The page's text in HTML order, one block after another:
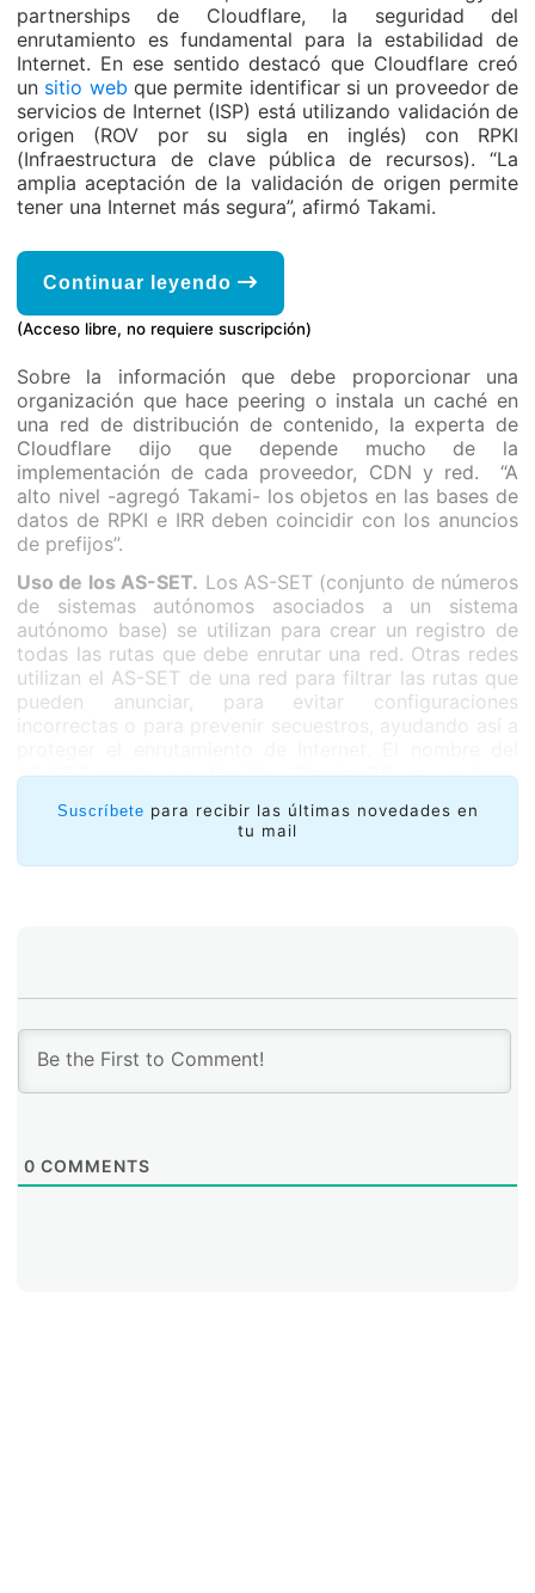
partnerships de Cloudflare, la seguridad del
enrutamiento es fundamental para la estabilidad de
Internet. En ese sentido destacó que Cloudflare creó
un sitio web que permite identificar si un proveedor de
servicios de Internet (ISP) está utilizando validación de
origen (ROV por su sigla en inglés) con RPKI
(Infraestructura de clave pública de recursos). “La
amplia aceptación de la validación de origen permite
tener una Internet más segura”, afirmó Takami.
Continuar leyendo
(Acceso libre, no requiere suscripción)
Sobre la información que debe proporcionar una
organización que hace peering o instala un caché en
una red de distribución de contenido, la experta de
Cloudflare dijo que depende mucho de la
implementación de cada proveedor, CDN y red. “A
alto nivel -agregó Takami- los objetos en las bases de
datos de RPKI e IRR deben coincidir con los anuncios
de prefijos”.
Uso de los AS-SET. Los AS-SET (conjunto de números
de sistemas autónomos asociados a un sistema
autónomo base) se utilizan para crear un registro de
todas las rutas que debe enrutar una red. Otras redes
utilizan el AS-SET de una red para filtrar las rutas que
pueden anunciar, para evitar configuraciones
incorrectas o para prevenir secuestros, ayudando así a
AS-SET puede ser flexible. “PeeringDB es un buen
lugar para guardar el AS-SET de nuestras redes”,
comentó Takami. Para Ticiane, los usuarios deben
(IRR) y Sistema de Certificación de Recursos (RPKI, por
Suscríbete para recibir las últimas novedades en
tu mail
0 COMMENTS